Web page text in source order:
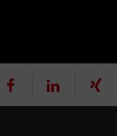
mitteilen